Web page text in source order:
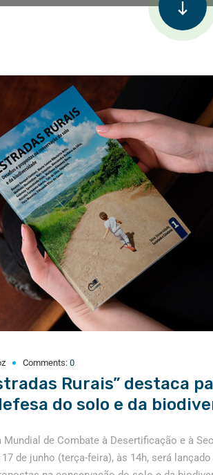
Comments: 0
Rurais” destaca
do solo e da
de Combate à Desertificação e à
de junho (terça-feira), às 14h, será